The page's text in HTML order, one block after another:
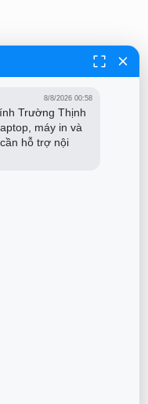
gọi dịch vụ không
8/8/2026 00:58
Trường Thịnh
máy in và
hỗ trợ nội